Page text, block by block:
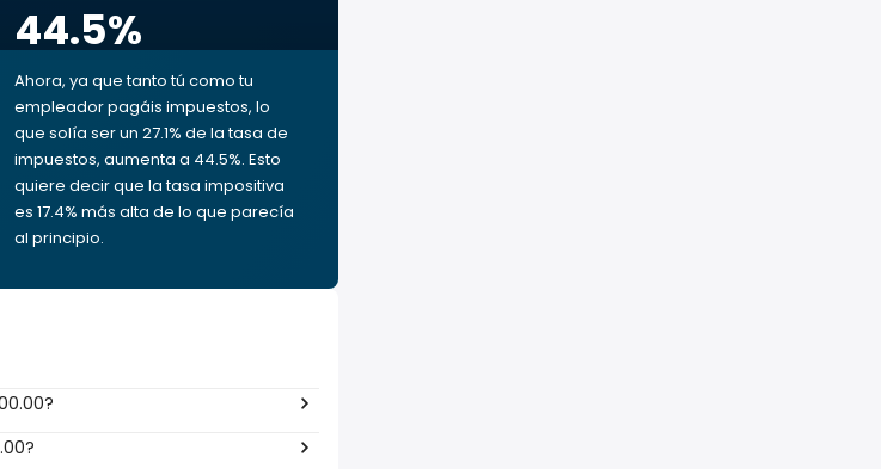
44.5%
Ahora, ya que tanto tú como tu
empleador pagáis impuestos, lo
que solía ser un 27.1% de la tasa de
impuestos, aumenta a 44.5%. Esto
quiere decir que la tasa impositiva
es 17.4% más alta de lo que parecía
al principio.